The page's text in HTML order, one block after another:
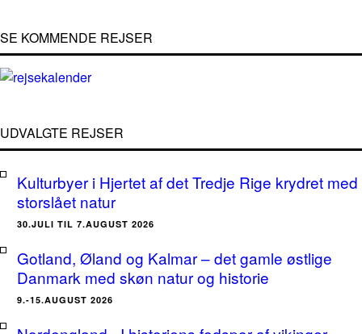
SE KOMMENDE REJSER
UDVALGTE REJSER
Kulturbyer i Hjertet af det Tredje Rige krydret med
storslået natur
30.JULI TIL 7.AUGUST 2026
Gotland, Øland og Kalmar – det gamle østlige
Danmark med skøn natur og historie
9.-15.AUGUST 2026